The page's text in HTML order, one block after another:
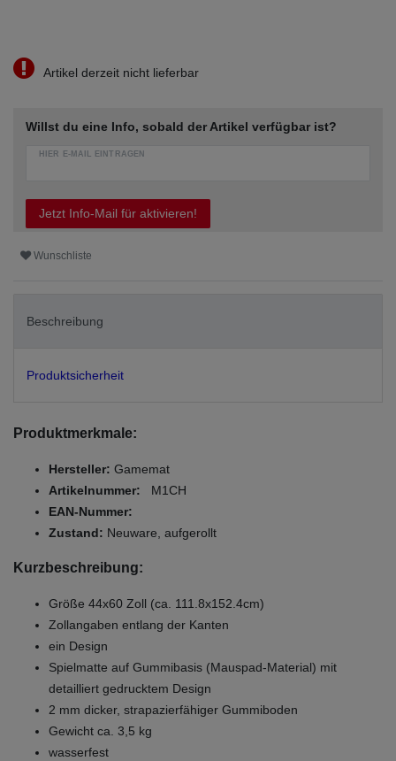
Artikel derzeit nicht lieferbar
Willst du eine Info, sobald der Artikel verfügbar ist?
HIER E-MAIL EINTRAGEN
Jetzt Info-Mail für aktivieren!
Wunschliste
Beschreibung
Produktsicherheit
Produktmerkmale:
Hersteller: Gamemat
Artikelnummer: M1CH
EAN-Nummer:
Zustand: Neuware, aufgerollt
Kurzbeschreibung:
Größe 44x60 Zoll (ca. 111.8x152.4cm)
Zollangaben entlang der Kanten
ein Design
Spielmatte auf Gummibasis (Mauspad-Material) mit
detailliert gedrucktem Design
2 mm dicker, strapazierfähiger Gummiboden
Gewicht ca. 3,5 kg
wasserfest